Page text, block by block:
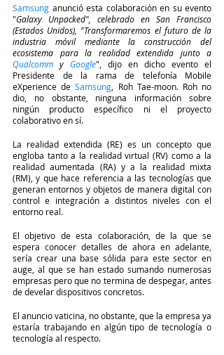
Samsung anunció esta colaboración en su evento
"Galaxy Unpacked", celebrado en San Francisco
(Estados Unidos), "Transformaremos el futuro de la
industria móvil mediante la construcción del
Qualcomm y Google", dijo en dicho evento el
Presidente de la rama de telefonía Mobile
eXperience de Samsung , Roh Tae-moon. Roh no
dio, no obstante, ninguna información sobre
ningún producto específico ni el proyecto
colaborativo en sí.
La realidad extendida (RE) es un concepto que
engloba tanto a la realidad virtual (RV) como a la
realidad aumentada (RA) y a la realidad mixta
(RM), y que hace referencia a las tecnologías que
generan entornos y objetos de manera digital con
control e integración a distintos niveles con el
entorno real.
El objetivo de esta colaboración, de la que se
espera conocer detalles de ahora en adelante,
sería crear una base sólida para este sector en
auge, al que se han estado sumando numerosas
empresas pero que no termina de despegar, antes
de develar dispositivos concretos.
El anuncio vaticina, no obstante, que la empresa ya
estaría trabajando en algún tipo de tecnología o
tecnología al respecto.